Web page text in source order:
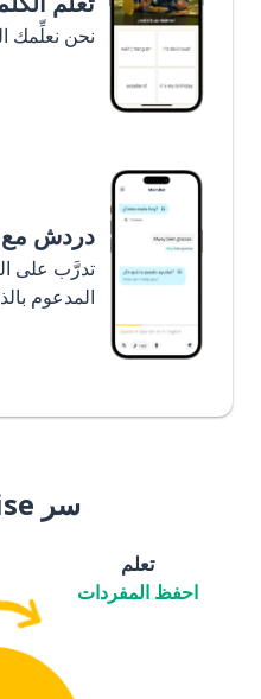
نحن نعلِّمك
دردش مع
تدرَّب على
المدعوم
سر Memrise
تعلم
احفظ المفردات